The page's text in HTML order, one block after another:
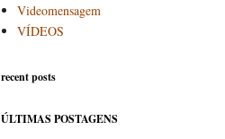
Videomensagem
VÍDEOS
recent posts
ÚLTIMAS POSTAGENS